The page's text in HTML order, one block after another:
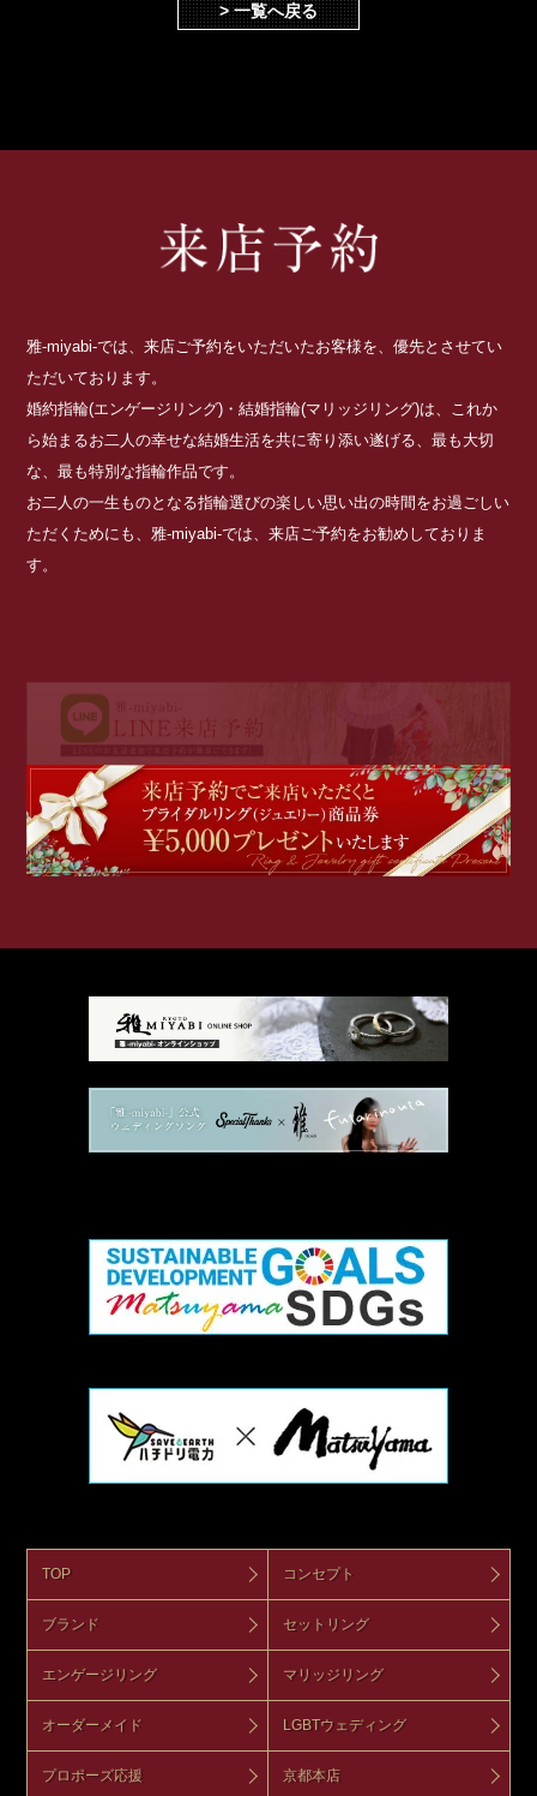
> 一覧へ戻る
雅-miyabi-では、来店ご予約をいただいたお客様を、優先とさせてい
ただいております。
婚約指輪(エンゲージリング)・結婚指輪(マリッジリング)は、これか
ら始まるお二人の幸せな結婚生活を共に寄り添い遂げる、最も大切
な、最も特別な指輪作品です。
お二人の一生ものとなる指輪選びの楽しい思い出の時間をお過ごしい
ただくためにも、雅-miyabi-では、来店ご予約をお勧めしておりま
す。
TOP コンセプト
ブランド セットリング
エンゲージリング マリッジリング
オーダーメイド LGBTウェディング
プロポーズ応援 京都本店